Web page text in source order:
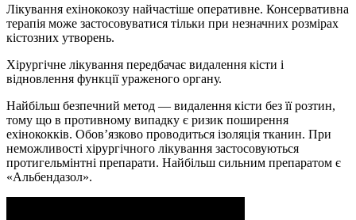
Лікування ехінококозу найчастіше оперативне. Консервативна
терапія може застосовуватися тільки при незначних розмірах
кістозних утворень.
Хірургічне лікування передбачає видалення кісти і
відновлення функції ураженого органу.
Найбільш безпечний метод — видалення кісти без її розтин,
тому що в противному випадку є ризик поширення
ехінококків. Обов’язково проводиться ізоляція тканин. При
неможливості хірургічного лікування застосовуються
протигельмінтні препарати. Найбільш сильним препаратом є
«Альбендазол».